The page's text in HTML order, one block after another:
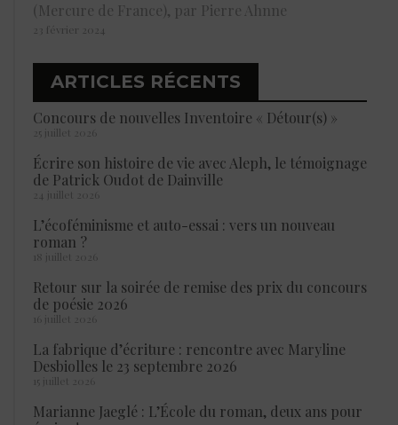
(Mercure de France), par Pierre Ahnne
23 février 2024
ARTICLES RÉCENTS
Concours de nouvelles Inventoire « Détour(s) »
25 juillet 2026
Écrire son histoire de vie avec Aleph, le témoignage
de Patrick Oudot de Dainville
24 juillet 2026
L’écoféminisme et auto-essai : vers un nouveau
roman ?
18 juillet 2026
Retour sur la soirée de remise des prix du concours
de poésie 2026
16 juillet 2026
La fabrique d’écriture : rencontre avec Maryline
Desbiolles le 23 septembre 2026
15 juillet 2026
Marianne Jaeglé : L’École du roman, deux ans pour